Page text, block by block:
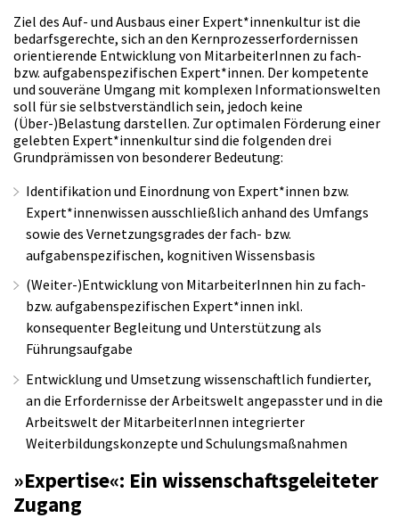
Ziel des Auf- und Ausbaus einer Expert*innenkultur ist die
bedarfsgerechte, sich an den Kernprozesserfordernissen
orientierende Entwicklung von MitarbeiterInnen zu fach-
bzw. aufgabenspezifischen Expert*innen. Der kompetente
und souveräne Umgang mit komplexen Informationswelten
soll für sie selbstverständlich sein, jedoch keine
(Über-)Belastung darstellen. Zur optimalen Förderung einer
gelebten Expert*innenkultur sind die folgenden drei
Grundprämissen von besonderer Bedeutung:
Identifikation und Einordnung von Expert*innen bzw.
Expert*innenwissen ausschließlich anhand des Umfangs
sowie des Vernetzungsgrades der fach- bzw.
aufgabenspezifischen, kognitiven Wissensbasis
(Weiter-)Entwicklung von MitarbeiterInnen hin zu fach-
bzw. aufgabenspezifischen Expert*innen inkl.
konsequenter Begleitung und Unterstützung als
Führungsaufgabe
Entwicklung und Umsetzung wissenschaftlich fundierter,
an die Erfordernisse der Arbeitswelt angepasster und in die
Arbeitswelt der MitarbeiterInnen integrierter
Weiterbildungskonzepte und Schulungsmaßnahmen
»Expertise«: Ein wissenschaftsgeleiteter
Zugang